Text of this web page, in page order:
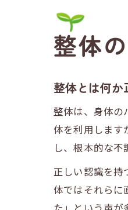
整体
整体とは何
整体は、身体の
体を利用します
し、根本的な不
正しい認識を持
体ではそれらに